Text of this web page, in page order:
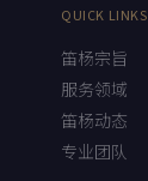
QUICK LINKS
笛杨宗旨
服务领域
笛杨动态
专业团队